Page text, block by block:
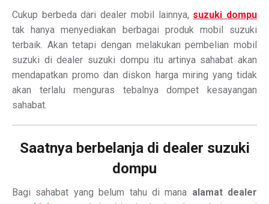
Cukup berbeda dari dealer mobil lainnya, suzuki dompu
tak hanya menyediakan berbagai produk mobil suzuki
terbaik. Akan tetapi dengan melakukan pembelian mobil
suzuki di dealer suzuki dompu itu artinya sahabat akan
mendapatkan promo dan diskon harga miring yang tidak
akan terlalu menguras tebalnya dompet kesayangan
sahabat.
Saatnya berbelanja di dealer suzuki
dompu
Bagi sahabat yang belum tahu di mana alamat dealer